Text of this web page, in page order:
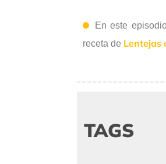
En este
receta de Lentejas
TAGS